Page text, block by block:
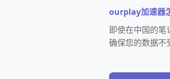
ourplay加速器
即使在中国的笔
确保您的数据不